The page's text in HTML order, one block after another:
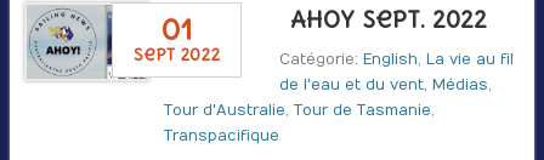
01
sept 2022
AHOY Sept. 2022
Catégorie:English ,La vie au fil
de l'eau et du vent ,Médias
Tour d'Australie Tour de Tasmanie
Transpacifique